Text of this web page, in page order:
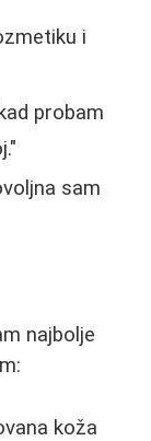
i
probam
sam
najbolje
koža